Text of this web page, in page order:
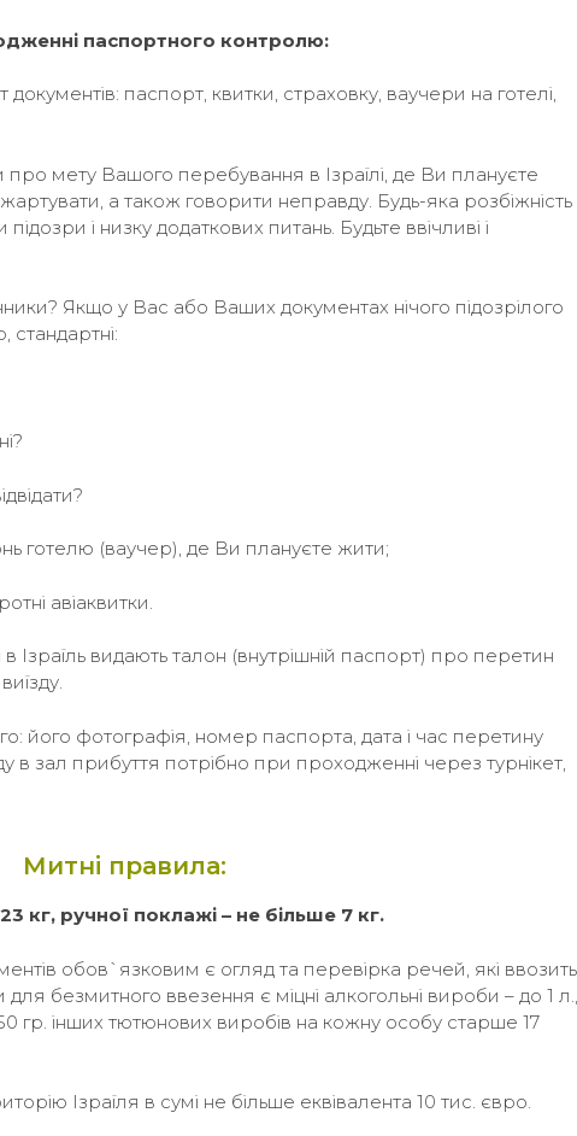
паспортного контролю:
документів: паспорт, квитки, страховку, ваучери на готелі,
про мету Вашого перебування в Ізраїлі, де Ви плануєте
жартувати, а також говорити неправду. Будь-яка розбіжність
і низку додаткових питань. Будьте ввічливі і
Якщо у Вас або Ваших документах нічого підозрілого
готелю (ваучер), де Ви плануєте жити;
авіаквитки.
в Ізраїль видають талон (внутрішній паспорт) про перетин
його фотографія, номер паспорта, дата і час перетину
зал прибуття потрібно при проходженні через турнікет,
Митні правила:
кг, ручної поклажі – не більше 7 кг.
обов`язковим є огляд та перевірка речей, які ввозить
безмитного ввезення є міцні алкогольні вироби – до 1 л.,
гр. інших тютюнових виробів на кожну особу старше 17
Ізраїля в сумі не більше еквівалента 10 тис. євро.